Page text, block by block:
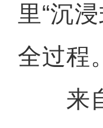
里“沉
全过程。
来自